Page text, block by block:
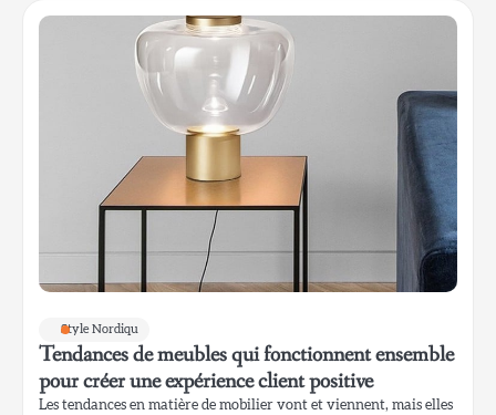
Style Nordiqu
Tendances de meubles qui fonctionnent ensemble
pour créer une expérience client positive
Les tendances en matière de mobilier vont et viennent, mais elles